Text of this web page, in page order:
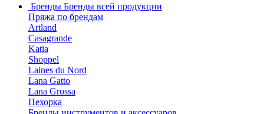
Бренды Бренды всей продукции
Пряжа по брендам
Artland
Casagrande
Katia
Shoppel
Laines du Nord
Lana Gatto
Lana Grossa
Пехорка